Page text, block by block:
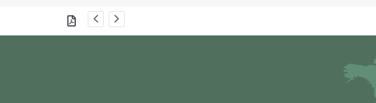
گذشتہ شمارے